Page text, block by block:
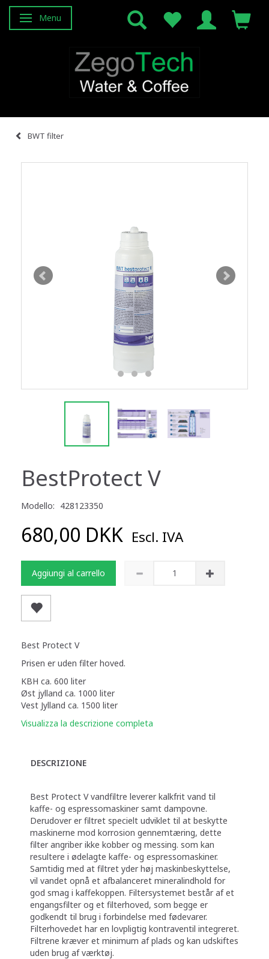
Attiva/disattiva navigazione
Menu
BWT filter
BestProtect V
Modello: 428123350
680,00 DKK Escl. IVA
Aggiungi al carrello
Best Protect V
Prisen er uden filter hoved.
KBH ca. 600 liter
Øst jylland ca. 1000 liter
Vest Jylland ca. 1500 liter
Visualizza la descrizione completa
DESCRIZIONE
Best Protect V vandfiltre leverer kalkfrit vand til
kaffe- og espressomaskiner samt dampovne.
Derudover er filtret specielt udviklet til at beskytte
maskinerne mod korrosion gennemtæring, dette
filter angriber ikke kobber og messing. som kan
resultere i ødelagte kaffe- og espressomaskiner.
Samtidig med at filtret yder høj maskinbeskyttelse,
vil vandet opnå et afbalanceret mineralindhold for
god smag i kaffekoppen. Filtersystemet består af et
engangsfilter og et filterhoved, som begge er
godkendt til brug i forbindelse med fødevarer.
Filterhovedet har en lovpligtig kontraventil integreret.
Filtrene kræver et minimum af plads og kan udskiftes
uden brug af værktøj.